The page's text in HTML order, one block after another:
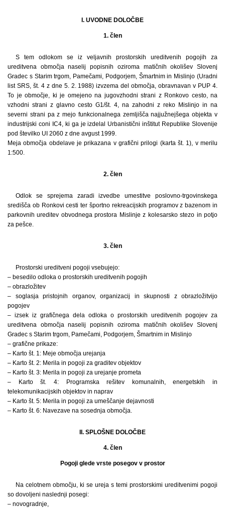
I. UVODNE DOLOČBE
1. člen
S tem odlokom se iz veljavnih prostorskih ureditvenih pogojih za
ureditvena območja naselij popisnih oziroma matičnih okolišev Slovenj
Gradec s Starim trgom, Pamečami, Podgorjem, Šmartnim in Mislinjo (Uradni
list SRS, št. 4 z dne 5. 2. 1988) izvzema del območja, obravnavan v PUP 4.
To je območje, ki je omejeno na jugovzhodni strani z Ronkovo cesto, na
vzhodni strani z glavno cesto G1/št. 4, na zahodni z reko Mislinjo in na
severni strani pa z mejo funkcionalnega zemljišča najjužnejšega objekta v
industrijski coni IC4, ki ga je izdelal Urbanistični inštitut Republike Slovenije
pod številko UI 2060 z dne avgust 1999.
Meja območja obdelave je prikazana v grafični prilogi (karta št. 1), v merilu
1:500.
2. člen
Odlok se sprejema zaradi izvedbe umestitve poslovno-trgovinskega
središča ob Ronkovi cesti ter športno rekreacijskih programov z bazenom in
parkovnih ureditev obvodnega prostora Mislinje z kolesarsko stezo in potjo
za pešce.
3. člen
Prostorski ureditveni pogoji vsebujejo:
– besedilo odloka o prostorskih ureditvenih pogojih
– obrazložitev
– soglasja pristojnih organov, organizacij in skupnosti z obrazložitvijo
pogojev
– izsek iz grafičnega dela odloka o prostorskih ureditvenih pogojev za
ureditvena območja naselij popisnih oziroma matičnih okolišev Slovenj
Gradec s Starim trgom, Pamečami, Podgorjem, Šmartnim in Mislinjo
– grafične prikaze:
– Karto št. 1: Meje območja urejanja
– Karto št. 2: Merila in pogoji za graditev objektov
– Karto št. 3: Merila in pogoji za urejanje prometa
– Karto št. 4: Programska rešitev komunalnih, energetskih in
telekomunikacijskih objektov in naprav
– Karto št. 5: Merila in pogoji za umeščanje dejavnosti
– Karto št. 6: Navezave na sosednja območja.
II. SPLOŠNE DOLOČBE
4. člen
Pogoji glede vrste posegov v prostor
Na celotnem območju, ki se ureja s temi prostorskimi ureditvenimi pogoji
so dovoljeni naslednji posegi:
– novogradnje,